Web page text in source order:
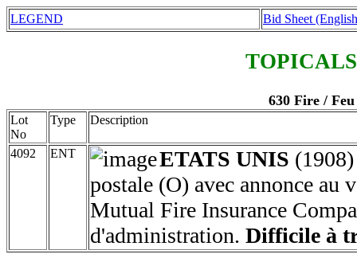
LEGEND Bid Sheet
630 Fire /
Lot
No
Type Description
4092 ENT ETATS UNIS
postale (O) avec annonce au
Mutual Fire Insurance
d'administration. Difficile à